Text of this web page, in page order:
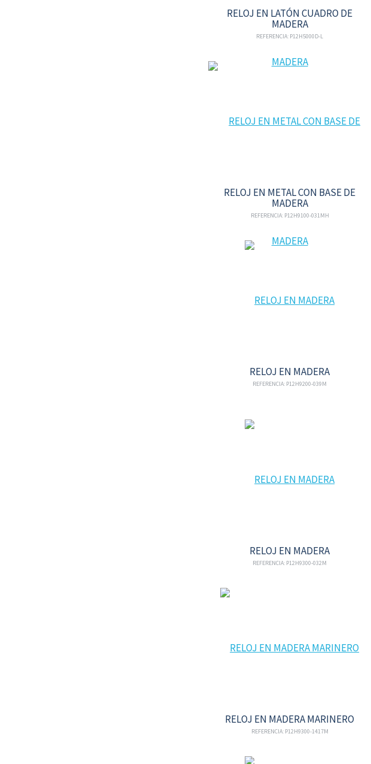
RELOJ EN LATÓN CUADRO DE
MADERA
REFERENCIA: P12H5000D-L
RELOJ EN METAL CON BASE DE
MADERA
REFERENCIA: P12H9100-031MH
RELOJ EN MADERA
REFERENCIA: P12H9200-039M
RELOJ EN MADERA
REFERENCIA: P12H9300-032M
RELOJ EN MADERA MARINERO
REFERENCIA: P12H9300-1417M